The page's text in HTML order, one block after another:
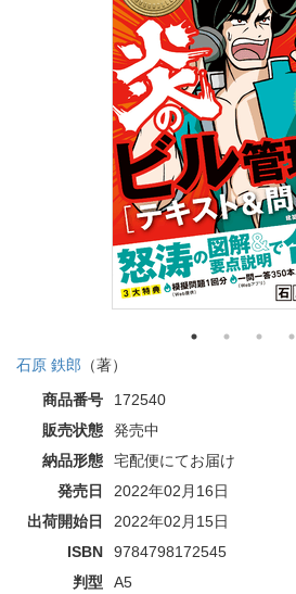
石原 鉄郎 （著）
商品番号
172540
販売状態
発売中
納品形態
宅配便にてお届け
発売日
2022年02月16日
出荷開始日
2022年02月15日
ISBN
9784798172545
判型
A5